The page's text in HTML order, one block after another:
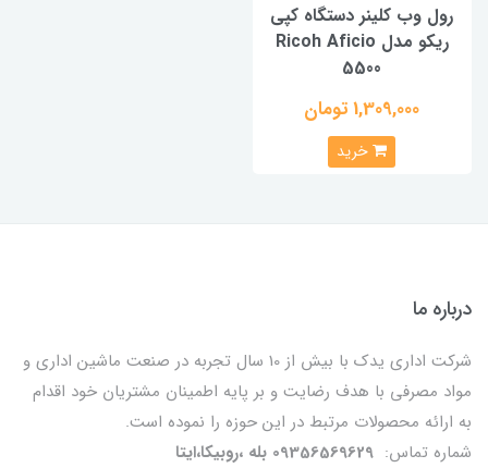
رول وب کلینر دستگاه کپی
ریکو مدل Ricoh Aficio
5500
1,309,000 تومان
خرید
درباره ما
شرکت اداری یدک با بیش از 10 سال تجربه در صنعت ماشین اداری و
مواد مصرفی با هدف رضایت و بر پایه اطمینان مشتریان خود اقدام
به ارائه محصولات مرتبط در این حوزه را نموده است.
شماره تماس: 09356569629 بله ،روبیکا،ایتا